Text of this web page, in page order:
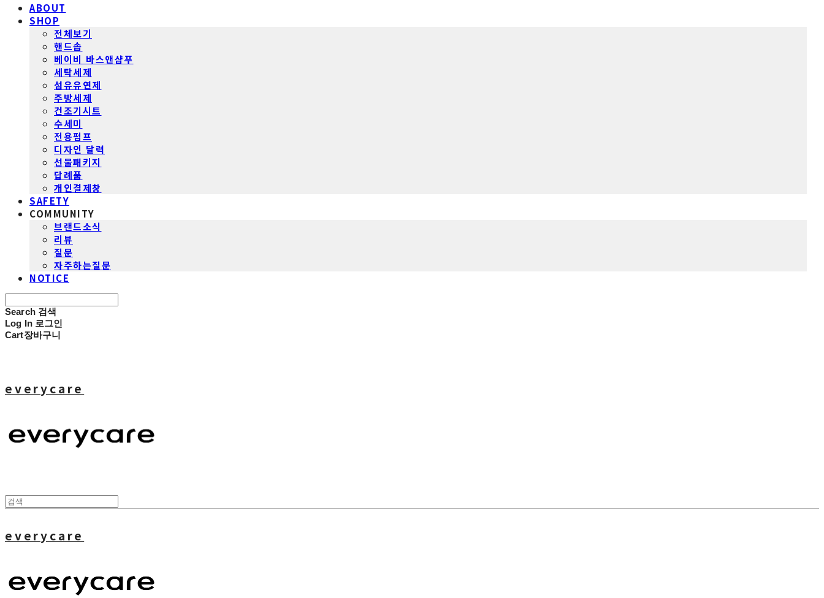
ABOUT
SHOP
전체보기
핸드솝
베이비 바스앤샴푸
세탁세제
섬유유연제
주방세제
건조기시트
수세미
전용펌프
디자인 달력
선물패키지
답례품
개인결제창
SAFETY
COMMUNITY
브랜드소식
리뷰
질문
자주하는질문
NOTICE
Search 검색
Log In 로그인
Cart장바구니
everycare
everycare